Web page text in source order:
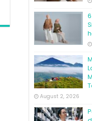
August 2, 2026